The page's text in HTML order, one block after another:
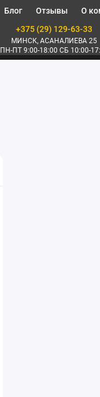
Блог Отзывы О
+375 (29) 129-63-33
МИНСК, АСАНАЛИЕВА 25
ПН-ПТ 9:00-18:00 СБ 10:00-